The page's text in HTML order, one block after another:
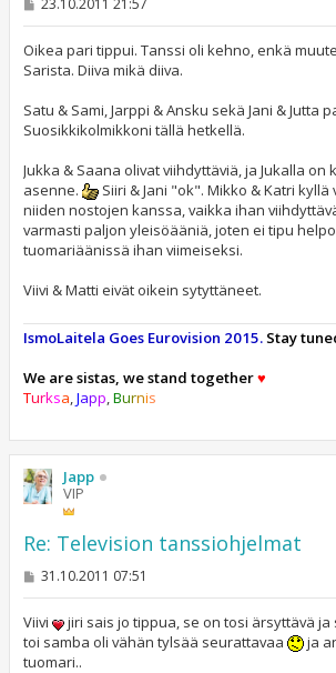
s
t
i
23.10.2011 21:57
Oikea pari tippui. Tanssi oli kehno, enkä
Sarista. Diiva mikä diiva.
Satu & Sami, Jarppi & Ansku sekä Jani & Jutta
Suosikkikolmikkoni tällä hetkellä.
Jukka & Saana olivat viihdyttäviä, ja Jukalla on
asenne.
Siiri & Jani "ok". Mikko & Katri
niiden nostojen kanssa, vaikka ihan
varmasti paljon yleisöääniä, joten ei tipu
tuomariäänissä ihan viimeiseksi.
Viivi & Matti eivät oikein sytyttäneet.
IsmoLaitela Goes Eurovision 2015.Stay
We are sistas, we stand together♥
Turksa,Japp,Burnis
Japp
VIP
Re: Television tanssiohjelmat
V
s
t
i
31.10.2011 07:51
Viivi
jiri sais jo tippua, se on tosi ärsyttävä ja
toi samba oli vähän tylsää seurattavaa
ja
tuomari..